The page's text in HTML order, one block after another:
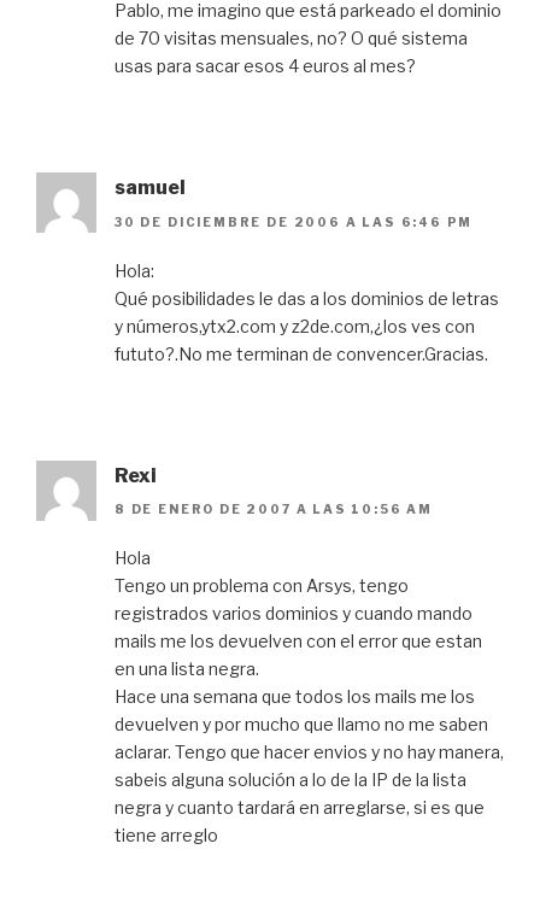
Pablo, me imagino que está parkeado el dominio
de 70 visitas mensuales, no? O qué sistema
usas para sacar esos 4 euros al mes?
samuel
30 DE DICIEMBRE DE 2006 A LAS 6:46 PM
Hola:
Qué posibilidades le das a los dominios de letras
y números,ytx2.com y z2de.com,¿los ves con
fututo?.No me terminan de convencer.Gracias.
Rexi
8 DE ENERO DE 2007 A LAS 10:56 AM
Hola
Tengo un problema con Arsys, tengo
registrados varios dominios y cuando mando
mails me los devuelven con el error que estan
en una lista negra.
Hace una semana que todos los mails me los
devuelven y por mucho que llamo no me saben
aclarar. Tengo que hacer envios y no hay manera,
sabeis alguna solución a lo de la IP de la lista
negra y cuanto tardará en arreglarse, si es que
tiene arreglo